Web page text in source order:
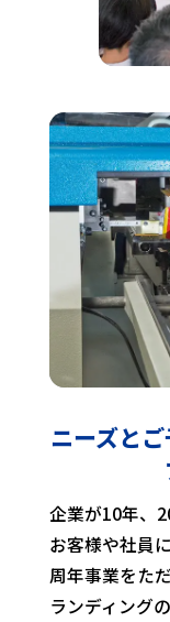
ニーズと
企業が10年、
お客様や社員
周年事業をた
ランディング